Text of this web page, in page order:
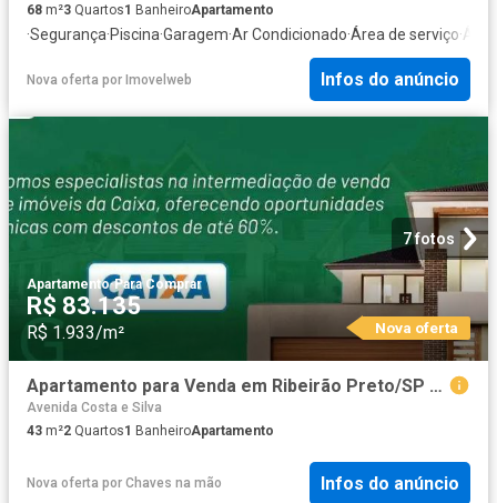
68 m²3 Quartos1 BanheiroApartamento
·Segurança·Piscina·Garagem·Ar Condicionado·Área de serviço·
Nova oferta por Imovelweb Infos do anúncio
7 fotos
Apartamento·Para Comprar
R$ 83.135
R$ 1.933/m² Nova oferta
Apartamento para Venda em Ribeirão Preto/SP Chácaras Pedro Corrêa de Carvalho 2 Quartos
Avenida Costa e Silva
43 m²2 Quartos1 BanheiroApartamento
Nova oferta por Chaves na mão Infos do anúncio